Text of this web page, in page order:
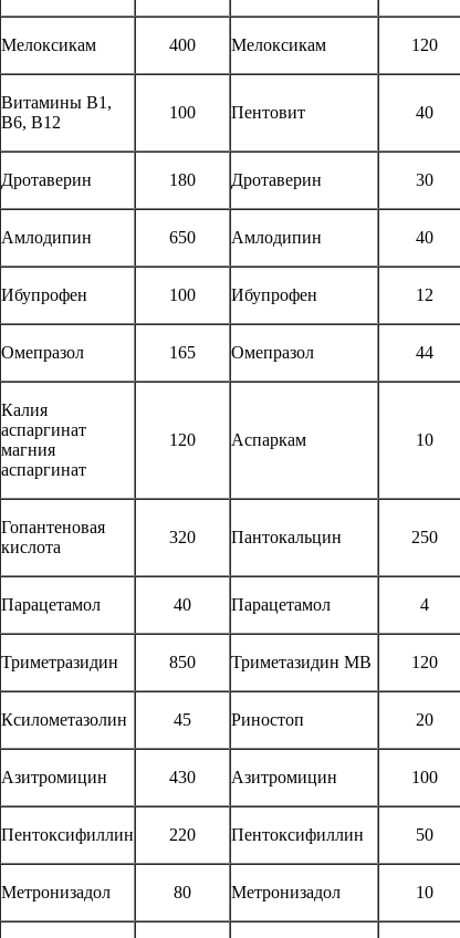
Мелоксикам 400 Мелоксикам 120
Витамины В1,
В6, В12
100 Пентовит 40
Дротаверин 180 Дротаверин 30
Амлодипин 650 Амлодипин 40
Ибупрофен 100 Ибупрофен 12
Омепразол 165 Омепразол 44
Калия
аспаргинат
магния
аспаргинат
120 Аспаркам 10
Гопантеновая
кислота
320 Пантокальцин 250
Парацетамол 40 Парацетамол 4
Триметразидин 850 Триметазидин МВ 120
Ксилометазолин 45 Риностоп 20
Азитромицин 430 Азитромицин 100
Пентоксифиллин 220 Пентоксифиллин 50
Метронизадол 80 Метронизадол 10